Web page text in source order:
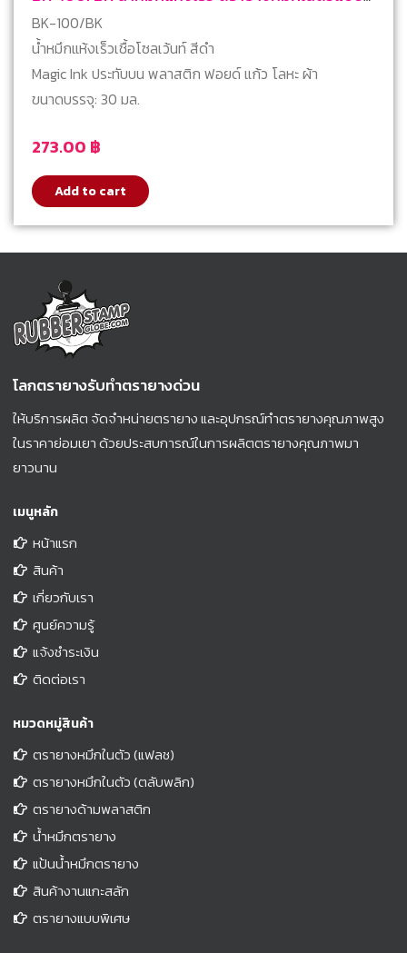
ตลับพลิก สีดำ
273.00 ฿
BK-100/BK
น้ำหมึกแห้งเร็วเชื้อโซลเว้นท์ สีดำ
Magic Ink ประทับบน พลาสติก ฟอยด์ แก้ว โลหะ ผ้า
ขนาดบรรจุ: 30 มล.
Add to cart
โลกตรายางรับทำตรายางด่วน
ให้บริการผลิต จัดจำหน่ายตรายาง และอุปกรณ์ทำตรายางคุณภาพสูง
ในราคาย่อมเยา ด้วยประสบการณ์ในการผลิตตรายางคุณภาพมา
ยาวนาน
เมนูหลัก
หน้าแรก
สินค้า
เกี่ยวกับเรา
ศูนย์ความรู้
แจ้งชำระเงิน
ติดต่อเรา
หมวดหมู่สินค้า
ตรายางหมึกในตัว (แฟลช)
ตรายางหมึกในตัว (ตลับพลิก)
ตรายางด้ามพลาสติก
น้ำหมึกตรายาง
แป้นน้ำหมึกตรายาง
สินค้างานแกะสลัก
ตรายางแบบพิเศษ